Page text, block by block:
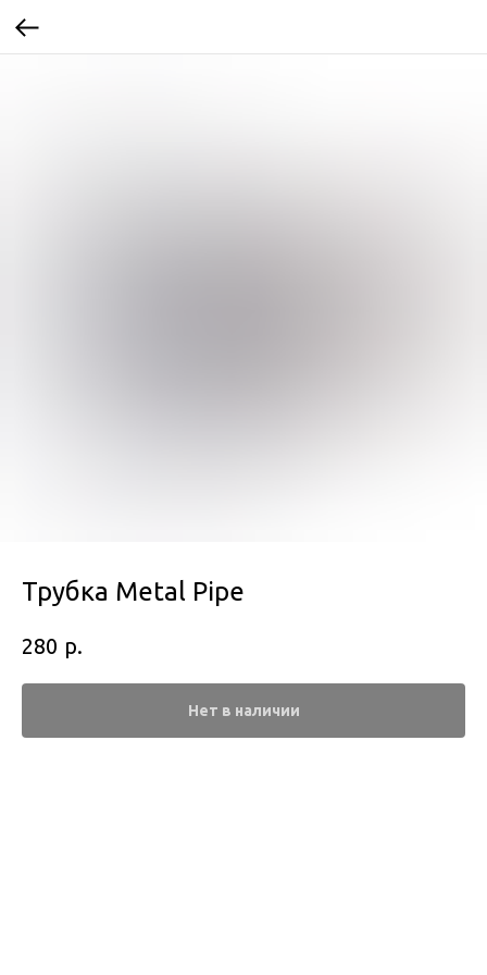
Трубка Metal Pipe
280 р.
Нет в наличии